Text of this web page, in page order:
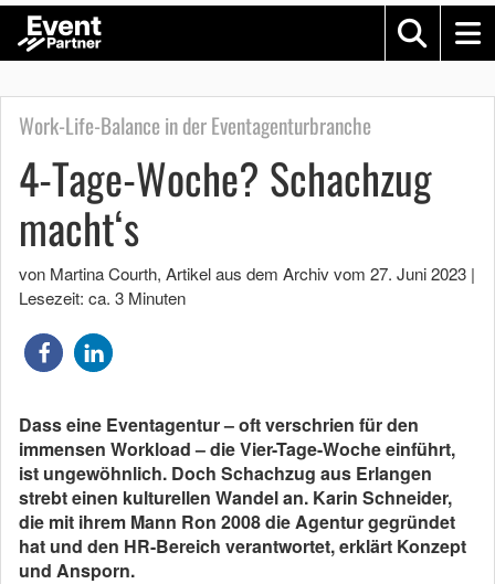
Work-Life-Balance in der Eventagenturbranche
4-Tage-Woche? Schachzug
macht‘s
von Martina Courth, Artikel aus dem Archiv vom 27. Juni 2023 |
Lesezeit: ca. 3 Minuten
Dass eine Eventagentur – oft verschrien für den
immensen Workload – die Vier-Tage-Woche einführt,
ist ungewöhnlich. Doch Schachzug aus Erlangen
strebt einen kulturellen Wandel an. Karin Schneider,
die mit ihrem Mann Ron 2008 die Agentur gegründet
hat und den HR-Bereich verantwortet, erklärt Konzept
und Ansporn.